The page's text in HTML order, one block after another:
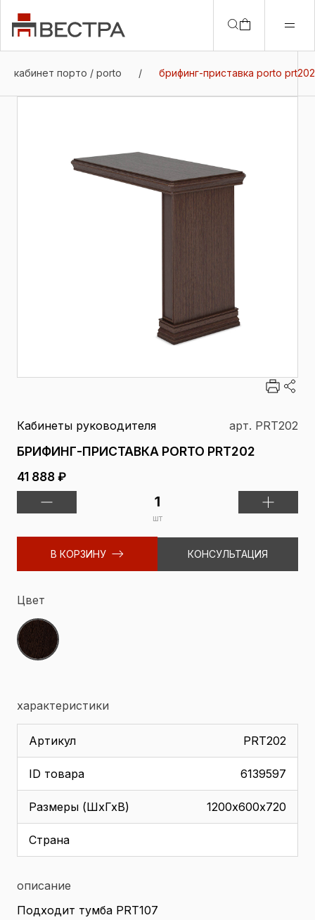
кабинет порто / porto / брифинг-приставка porto prt202
Кабинеты руководителя арт. PRT202
БРИФИНГ-ПРИСТАВКА PORTO PRT202
41 888 ₽
шт
В КОРЗИНУ КОНСУЛЬТАЦИЯ
Цвет
характеристики
Артикул PRT202
ID товара 6139597
Размеры (ШхГхВ) 1200х600х720
Страна
описание
Подходит тумба PRT107